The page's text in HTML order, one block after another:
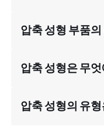
압축 성형 부품
압축 성형은 무
압축 성형의 유